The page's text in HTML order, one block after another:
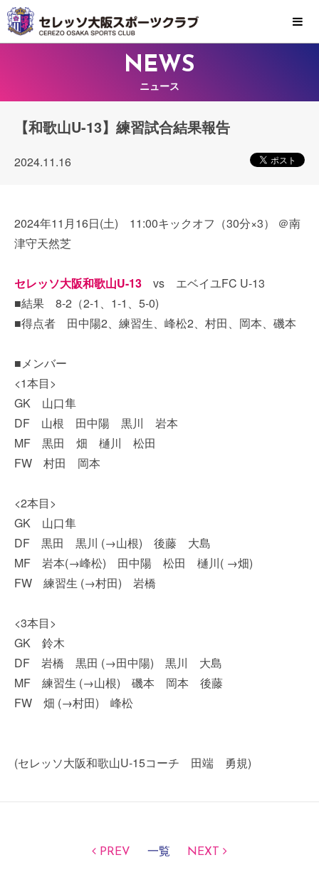
MENU
NEWS
ニュース
【和歌山U-13】練習試合結果報告
2024.11.16
2024年11月16日(土) 11:00キックオフ（30分×3） ＠南
津守天然芝
セレッソ大阪和歌山U-13 vs エベイユFC U-13
■結果 8-2（2-1、1-1、5-0)
■得点者 田中陽2、練習生、峰松2、村田、岡本、磯本
■メンバー
<1本目>
GK 山口隼
DF 山根 田中陽 黒川 岩本
MF 黒田 畑 樋川 松田
FW 村田 岡本
<2本目>
GK 山口隼
DF 黒田 黒川 (→山根) 後藤 大島
MF 岩本(→峰松) 田中陽 松田 樋川( →畑)
FW 練習生 (→村田) 岩橋
<3本目>
GK 鈴木
DF 岩橋 黒田 (→田中陽) 黒川 大島
MF 練習生 (→山根) 磯本 岡本 後藤
FW 畑 (→村田) 峰松
(セレッソ大阪和歌山U-15コーチ 田端 勇規)
PREV 一覧 NEXT